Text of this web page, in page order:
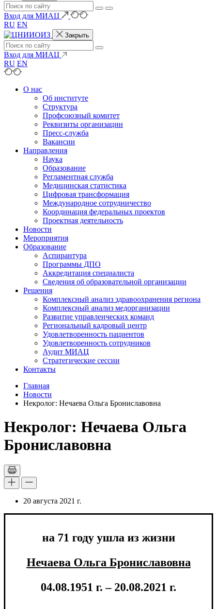
Вход для МИАЦ
RU EN
Закрыть
Вход для МИАЦ
RU EN
О нас
Об институте
Структура
Профсоюзный комитет
Реквизиты организации
Пресс-служба
Вакансии
Направления
Наука
Образование
Регламентная служба
Медицинская статистика
Цифровая трансформация
Международное сотрудничество
Координация федеральных проектов
Проектная деятельность
Новости
Мероприятия
Образование
Аспирантура
Программы ДПО
Аккредитация специалиста
Сведения об образовательной организации
Решения
Комплексный анализ здравоохранения региона
Комплексный анализ медорганизации
Развитие управленческих команд
Региональный кадровый центр
Удовлетворенность пациентов
Удовлетворенность сотрудников
Аудит МИАЦ
Стратегические сессии
Контакты
Главная
Новости
Некролог: Нечаева Ольга Брониславовна
Некролог: Нечаева Ольга
Брониславовна
20 августа 2021 г.
на 71 году ушла из жизни
Нечаева Ольга Брониславовна
04.08.1951 г. – 20.08.2021 г.